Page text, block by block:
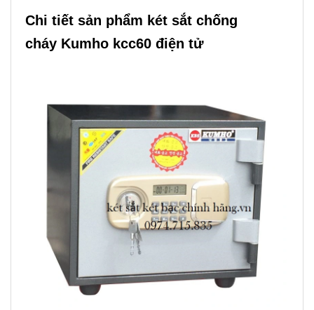
Chi tiết sản phẩm két sắt chống
cháy Kumho kcc60 điện tử